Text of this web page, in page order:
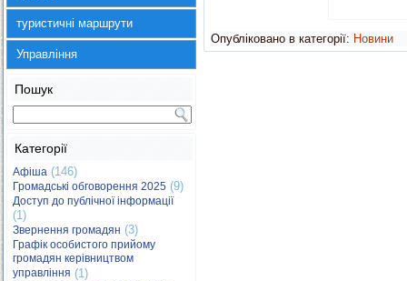
туристичні маршрути
Управління
Пошук
Категорії
Афіша (146)
Громадські обговорення 2025 (9)
Доступ до публічної інформації
(1)
Звернення громадян (3)
Графік особистого прийому
громадян керівництвом
управління (1)
Опубліковано в категорії: Новини